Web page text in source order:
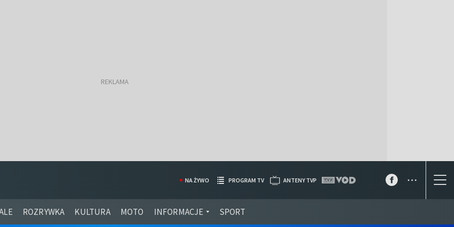
ROZRYWKA KULTURA MOTO INFORMACJE SPORT
NA ŻYWO PROGRAM TV ANTENY TVP ...